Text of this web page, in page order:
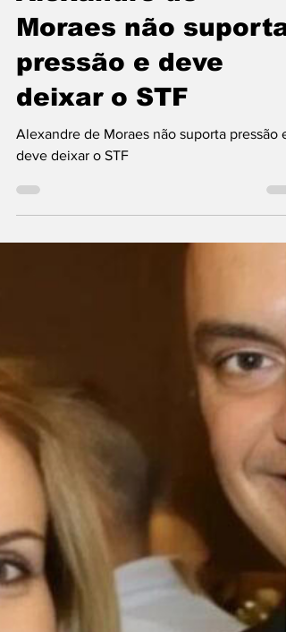
Alexandre de
Moraes não suporta
pressão e deve
Alexandre de Moraes não suporta pressão e